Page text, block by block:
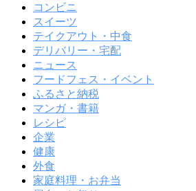
コンビニ
スイーツ
テイクアウト・中食
デリバリー・宅配
ニュース
フードフェス・イベント
ふるさと納税
マンガ・書籍
レシピ
企業
健康
外食
家庭料理・お弁当